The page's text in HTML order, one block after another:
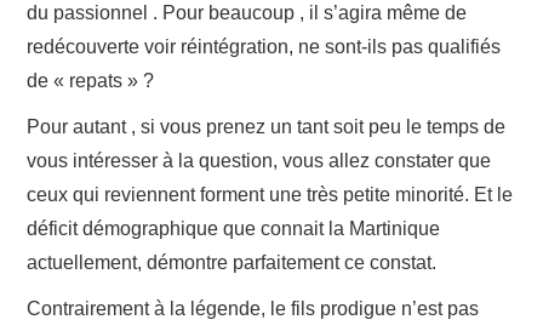
du passionnel . Pour beaucoup , il s’agira même de
redécouverte voir réintégration, ne sont-ils pas qualifiés
de « repats » ?
Pour autant , si vous prenez un tant soit peu le temps de
vous intéresser à la question, vous allez constater que
ceux qui reviennent forment une très petite minorité. Et le
déficit démographique que connait la Martinique
actuellement, démontre parfaitement ce constat.
Contrairement à la légende, le fils prodigue n’est pas